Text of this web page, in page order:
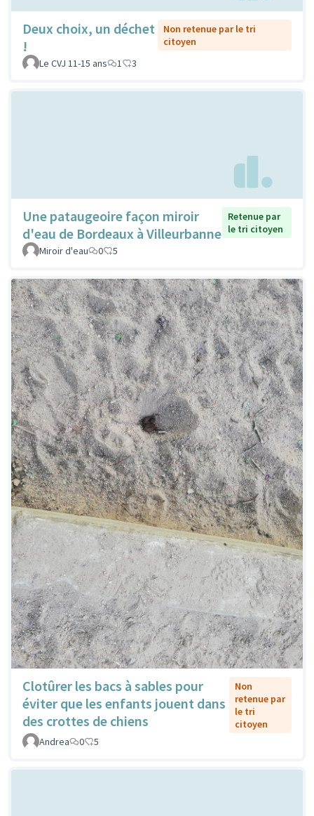
Deux choix, un déchet
!
Non retenue par le tri
citoyen
Le CVJ 11-15 ans
1 3
Une pataugeoire façon miroir
d'eau de Bordeaux à Villeurbanne
Retenue par
le tri citoyen
Miroir d'eau
0 5
Clotûrer les bacs à sables pour
éviter que les enfants jouent dans
des crottes de chiens
Non
retenue par
le tri
citoyen
Andrea
0 5